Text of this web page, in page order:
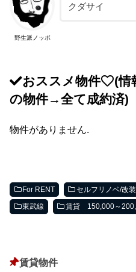
野生派ノッポ
クダサイ
おススメ物件
(情
の物件→全て成約済)
物件がありません.
For RENT セルフリノベ/改
東武線 賃貸 150,000～
賃貸物件